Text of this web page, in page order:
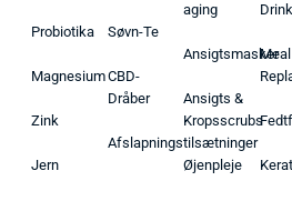
Probiotika
Magnesium
Zink
Jern
Søvn-Te
CBD-
Dråber
Afslapningstilsætninger
aging
Ansigtsmasker
Ansigts &
Kropsscrubs
Øjenpleje
Meal